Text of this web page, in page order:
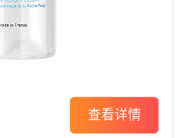
查看详情